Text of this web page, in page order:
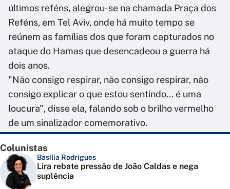
últimos reféns, alegrou-se na chamada Praça dos
Reféns, em Tel Aviv, onde há muito tempo se
reúnem as famílias dos que foram capturados no
ataque do Hamas que desencadeou a guerra há
dois anos.
"Não consigo respirar, não consigo respirar, não
consigo explicar o que estou sentindo... é uma
loucura", disse ela, falando sob o brilho vermelho
de um sinalizador comemorativo.
Colunistas
Basília Rodrigues
Lira rebate pressão de João Caldas e nega
suplência